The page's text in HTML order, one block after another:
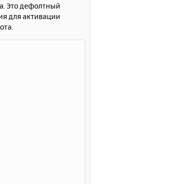
н
Это дефолтный
для активации